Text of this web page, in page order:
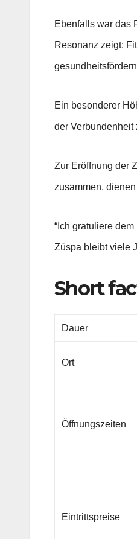
Ebenfalls war das
Resonanz zeigt:
Ein besonderer
der Verbundenheit
Zur Eröffnung der
zusammen,
“Ich gratuliere
Züspa bleibt viele
Short
Dauer
Ort
Öffnungszeiten
Eintrittspreise